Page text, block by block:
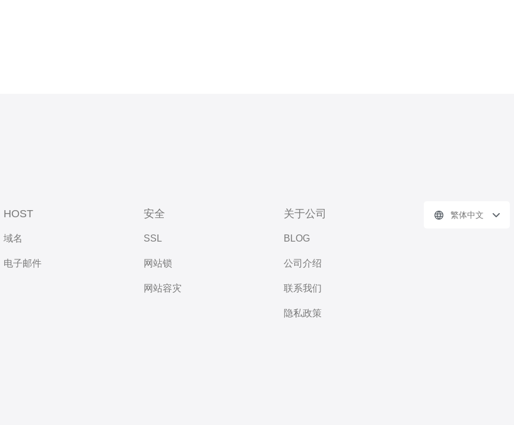
HOST
域名
电子邮件
安全
SSL
网站锁
网站容灾
关于公司
BLOG
公司介绍
联系我们
隐私政策
繁体中文